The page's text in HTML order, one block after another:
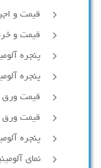
قیمت و
قیمت و
پنجره
پنجره
قیمت ورق
قیمت ورق
پنجره
نمای